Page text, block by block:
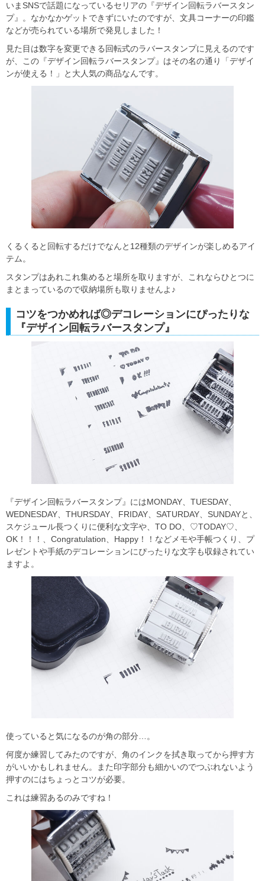
いまSNSで話題になっているセリアの『デザイン回転ラバースタン
プ』。なかなかゲットできずにいたのですが、文具コーナーの印鑑
などが売られている場所で発見しました！
見た目は数字を変更できる回転式のラバースタンプに見えるのです
が、この『デザイン回転ラバースタンプ』はその名の通り「デザイ
ンが使える！」と大人気の商品なんです。
くるくると回転するだけでなんと12種類のデザインが楽しめるアイ
テム。
スタンプはあれこれ集めると場所を取りますが、これならひとつに
まとまっているので収納場所も取りませんよ♪
コツをつかめれば◎デコレーションにぴったりな
『デザイン回転ラバースタンプ』
『デザイン回転ラバースタンプ』にはMONDAY、TUESDAY、
WEDNESDAY、THURSDAY、FRIDAY、SATURDAY、SUNDAYと、
スケジュール長つくりに便利な文字や、TO DO、♡TODAY♡、
OK！！！、Congratulation、Happy！！などメモや手帳つくり、プ
レゼントや手紙のデコレーションにぴったりな文字も収録されてい
ますよ。
使っていると気になるのが角の部分…。
何度か練習してみたのですが、角のインクを拭き取ってから押す方
がいいかもしれません。また印字部分も細かいのでつぶれないよう
押すのにはちょっとコツが必要。
これは練習あるのみですね！